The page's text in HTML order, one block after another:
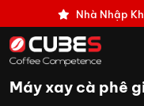
Nhà Nhập
Máy xay cà phê